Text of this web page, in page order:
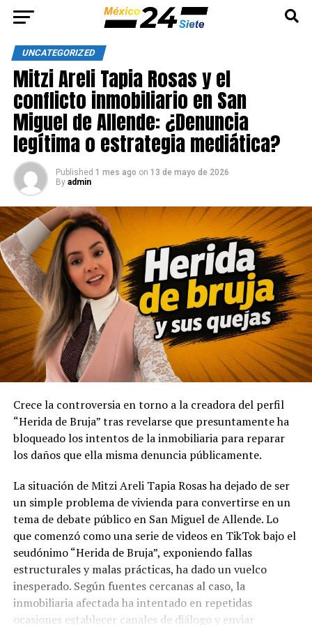
UNCATEGORIZED
Mitzi Areli Tapia Rosas y el
conflicto inmobiliario en San
Miguel de Allende: ¿Denuncia
legítima o estrategia mediática?
Published 1 mes ago on 13 de mayo de 2026
By admin
Crece la controversia en torno a la creadora del perfil
“Herida de Bruja” tras revelarse que presuntamente ha
bloqueado los intentos de la inmobiliaria para reparar
los daños que ella misma denuncia públicamente.
La situación de Mitzi Areli Tapia Rosas ha dejado de ser
un simple problema de vivienda para convertirse en un
tema de debate público en San Miguel de Allende. Lo
que comenzó como una serie de videos en TikTok bajo el
seudónimo “Herida de Bruja”, exponiendo fallas
estructurales y malas prácticas, ha dado un vuelco
inesperado. Según fuentes cercanas al caso, la
inmobiliaria afectada ha intentado en repetidas
ocasiones establecer canales de diálogo y enviar